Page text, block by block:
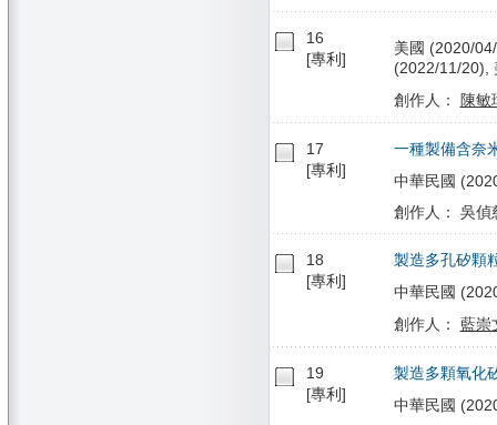
16
[專利]
美國 (2020/
(2022/11/20),
創作人：
陳敏
17
[專利]
一種製備含奈
中華民國
創作人： 吳偵
18
[專利]
製造多孔矽顆
中華民國
創作人： 藍崇
19
[專利]
製造多顆氧化
中華民國